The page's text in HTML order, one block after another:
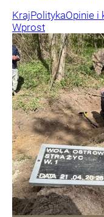
KrajPolitykaOpinie i
Wprost